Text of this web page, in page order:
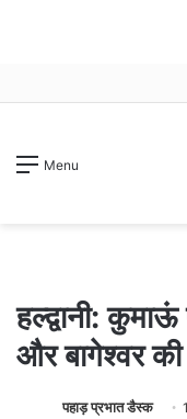
Menu
हल्द्वानी:
और बागेश्वर
पहाड़ प्रभात डैस्क